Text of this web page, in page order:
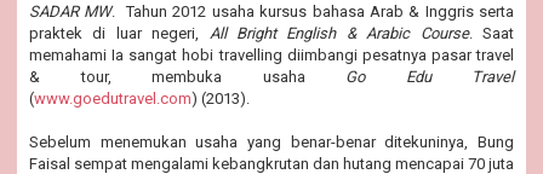
SADAR MW. Tahun 2012 usaha kursus bahasa Arab & Inggris serta
praktek di luar negeri, All Bright English & Arabic Course. Saat
memahami Ia sangat hobi travelling diimbangi pesatnya pasar travel
& tour, membuka usaha Go Edu Travel
(www.goedutravel.com) (2013).
Sebelum menemukan usaha yang benar-benar ditekuninya, Bung
Faisal sempat mengalami kebangkrutan dan hutang mencapai 70 juta